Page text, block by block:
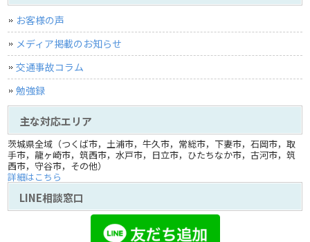
お客様の声
メディア掲載のお知らせ
交通事故コラム
勉強録
主な対応エリア
茨城県全域（つくば市，土浦市，牛久市，常総市，下妻市，石岡市，取
手市，龍ヶ崎市，筑西市，水戸市，日立市，ひたちなか市，古河市，筑
西市，守谷市，その他）
詳細はこちら
LINE相談窓口